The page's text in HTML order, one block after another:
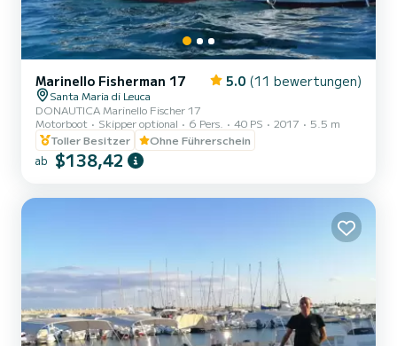
Marinello Fisherman 17 5.0 (11 bewertungen)
Santa Maria di Leuca
DONAUTICA Marinello Fischer 17
Motorboot
Skipper optional 6 Pers. 40 PS 2017
5.5 m
Toller Besitzer
Ohne Führerschein
ab $138,42